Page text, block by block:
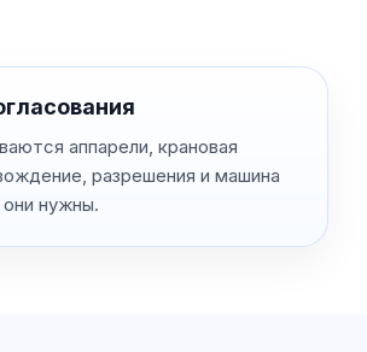
аппарели, крановая
разрешения и машина
нужны.